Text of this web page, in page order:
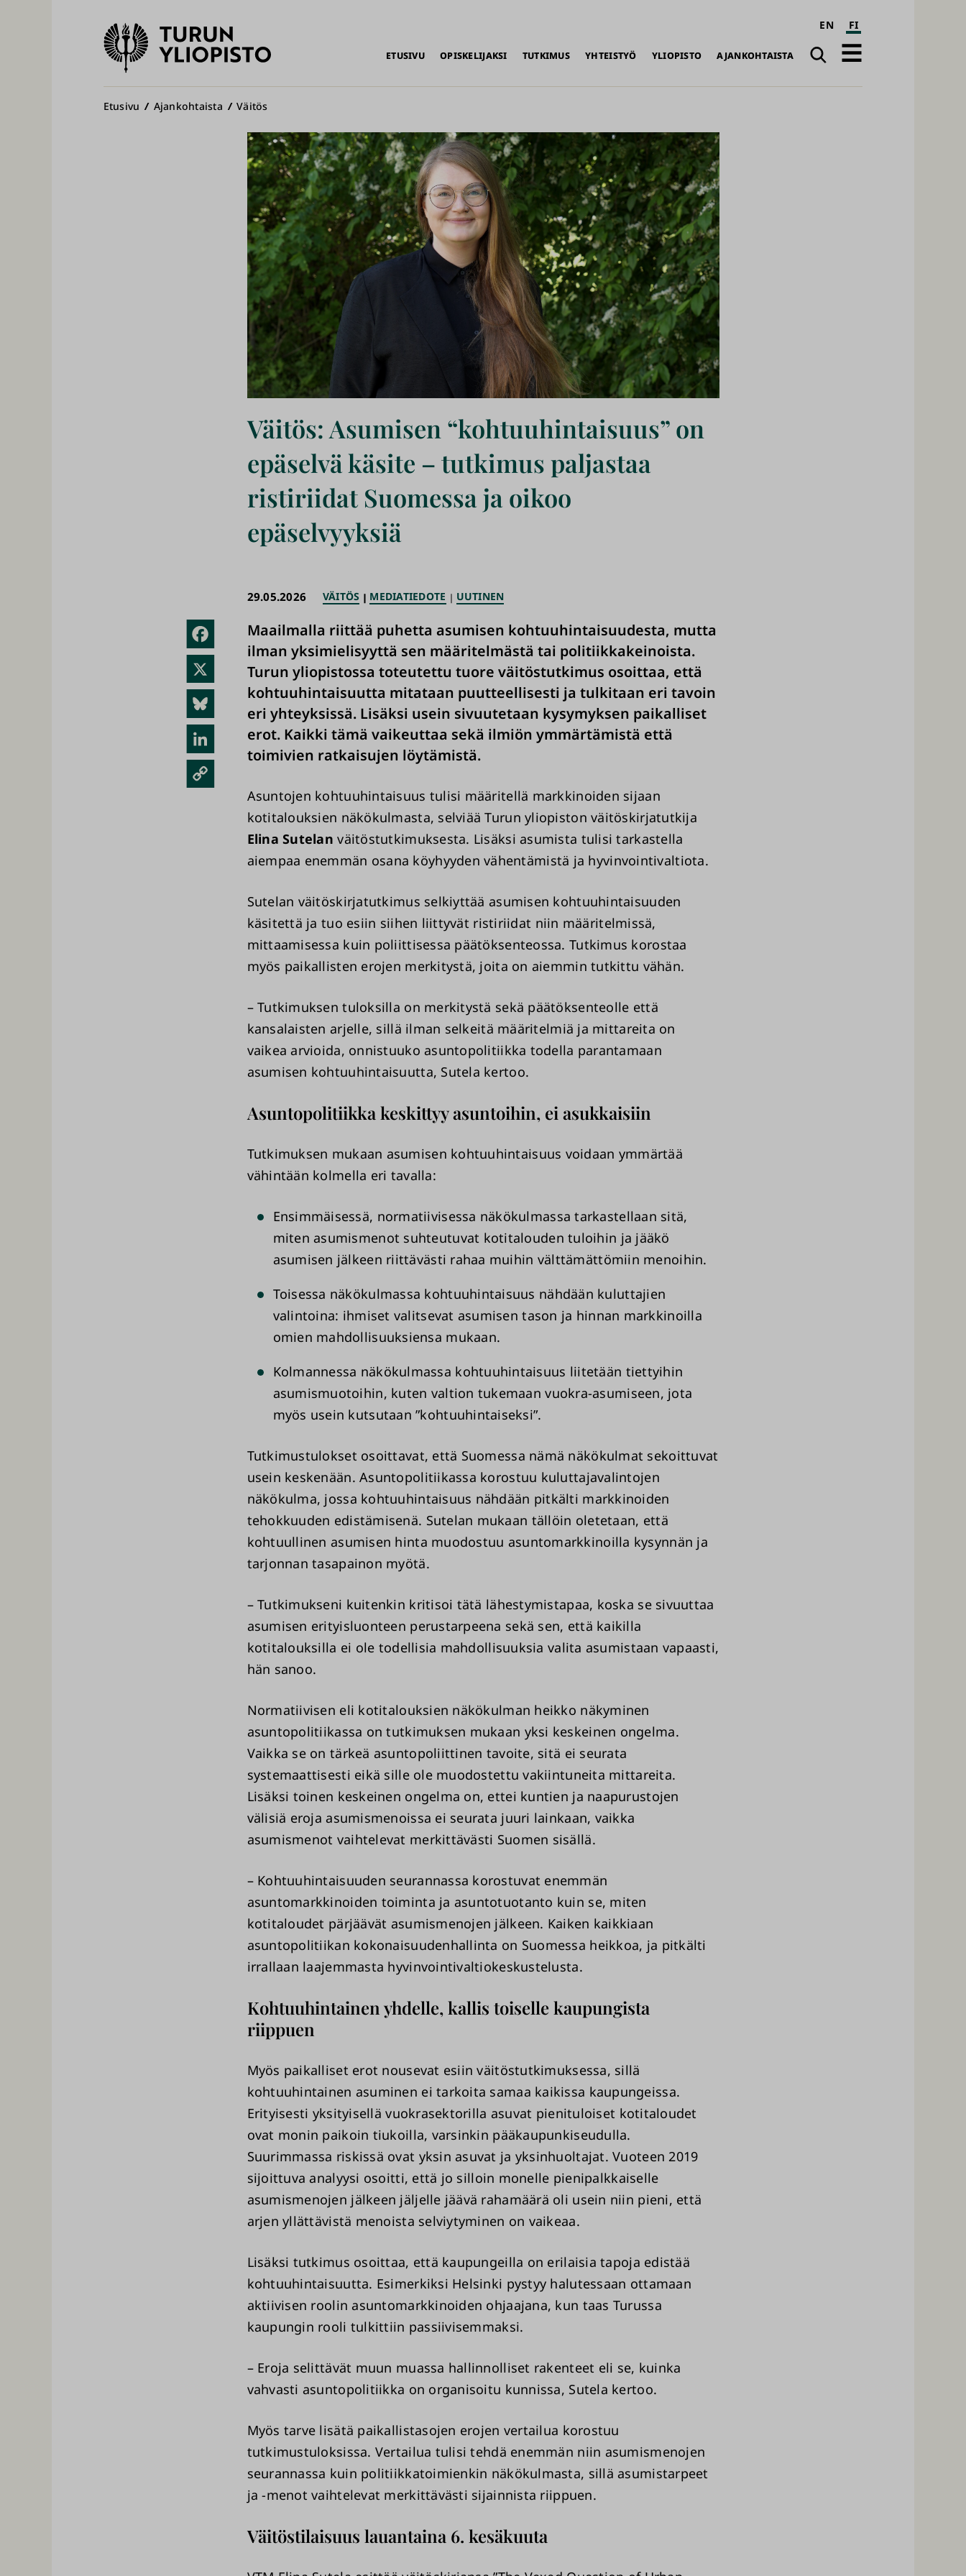
Turun
yliopisto
EN FI
ETUSIVU OPISKELIJAKSI TUTKIMUS YHTEISTYÖ YLIOPISTO AJANKOHTAISTA
Haku
Avaa
Murupolku
Etusivu Ajankohtaista Väitös
Väitös: Asumisen “kohtuuhintaisuus” on
epäselvä käsite – tutkimus paljastaa
ristiriidat Suomessa ja oikoo
epäselvyyksiä
29.05.2026 VÄITÖS MEDIATIEDOTE UUTINEN
ebo
sky
edIn
Maailmalla riittää puhetta asumisen kohtuuhintaisuudesta, mutta
ilman yksimielisyyttä sen määritelmästä tai politiikkakeinoista.
Turun yliopistossa toteutettu tuore väitöstutkimus osoittaa, että
kohtuuhintaisuutta mitataan puutteellisesti ja tulkitaan eri tavoin
eri yhteyksissä. Lisäksi usein sivuutetaan kysymyksen paikalliset
erot. Kaikki tämä vaikeuttaa sekä ilmiön ymmärtämistä että
toimivien ratkaisujen löytämistä.
Asuntojen kohtuuhintaisuus tulisi määritellä markkinoiden sijaan
kotitalouksien näkökulmasta, selviää Turun yliopiston väitöskirjatutkija
Elina Sutelan väitöstutkimuksesta. Lisäksi asumista tulisi tarkastella
aiempaa enemmän osana köyhyyden vähentämistä ja hyvinvointivaltiota.
Sutelan väitöskirjatutkimus selkiyttää asumisen kohtuuhintaisuuden
käsitettä ja tuo esiin siihen liittyvät ristiriidat niin määritelmissä,
mittaamisessa kuin poliittisessa päätöksenteossa. Tutkimus korostaa
myös paikallisten erojen merkitystä, joita on aiemmin tutkittu vähän.
– Tutkimuksen tuloksilla on merkitystä sekä päätöksenteolle että
kansalaisten arjelle, sillä ilman selkeitä määritelmiä ja mittareita on
vaikea arvioida, onnistuuko asuntopolitiikka todella parantamaan
asumisen kohtuuhintaisuutta, Sutela kertoo.
Asuntopolitiikka keskittyy asuntoihin, ei asukkaisiin
Tutkimuksen mukaan asumisen kohtuuhintaisuus voidaan ymmärtää
vähintään kolmella eri tavalla:
Ensimmäisessä, normatiivisessa näkökulmassa tarkastellaan sitä,
miten asumismenot suhteutuvat kotitalouden tuloihin ja jääkö
asumisen jälkeen riittävästi rahaa muihin välttämättömiin menoihin.
Toisessa näkökulmassa kohtuuhintaisuus nähdään kuluttajien
valintoina: ihmiset valitsevat asumisen tason ja hinnan markkinoilla
omien mahdollisuuksiensa mukaan.
Kolmannessa näkökulmassa kohtuuhintaisuus liitetään tiettyihin
asumismuotoihin, kuten valtion tukemaan vuokra-asumiseen, jota
myös usein kutsutaan ”kohtuuhintaiseksi”.
Tutkimustulokset osoittavat, että Suomessa nämä näkökulmat sekoittuvat
usein keskenään. Asuntopolitiikassa korostuu kuluttajavalintojen
näkökulma, jossa kohtuuhintaisuus nähdään pitkälti markkinoiden
tehokkuuden edistämisenä. Sutelan mukaan tällöin oletetaan, että
kohtuullinen asumisen hinta muodostuu asuntomarkkinoilla kysynnän ja
tarjonnan tasapainon myötä.
– Tutkimukseni kuitenkin kritisoi tätä lähestymistapaa, koska se sivuuttaa
asumisen erityisluonteen perustarpeena sekä sen, että kaikilla
kotitalouksilla ei ole todellisia mahdollisuuksia valita asumistaan vapaasti,
hän sanoo.
Normatiivisen eli kotitalouksien näkökulman heikko näkyminen
asuntopolitiikassa on tutkimuksen mukaan yksi keskeinen ongelma.
Vaikka se on tärkeä asuntopoliittinen tavoite, sitä ei seurata
systemaattisesti eikä sille ole muodostettu vakiintuneita mittareita.
Lisäksi toinen keskeinen ongelma on, ettei kuntien ja naapurustojen
välisiä eroja asumismenoissa ei seurata juuri lainkaan, vaikka
asumismenot vaihtelevat merkittävästi Suomen sisällä.
– Kohtuuhintaisuuden seurannassa korostuvat enemmän
asuntomarkkinoiden toiminta ja asuntotuotanto kuin se, miten
kotitaloudet pärjäävät asumismenojen jälkeen. Kaiken kaikkiaan
asuntopolitiikan kokonaisuudenhallinta on Suomessa heikkoa, ja pitkälti
irrallaan laajemmasta hyvinvointivaltiokeskustelusta.
Kohtuuhintainen yhdelle, kallis toiselle kaupungista
riippuen
Myös paikalliset erot nousevat esiin väitöstutkimuksessa, sillä
kohtuuhintainen asuminen ei tarkoita samaa kaikissa kaupungeissa.
Erityisesti yksityisellä vuokrasektorilla asuvat pienituloiset kotitaloudet
ovat monin paikoin tiukoilla, varsinkin pääkaupunkiseudulla.
Suurimmassa riskissä ovat yksin asuvat ja yksinhuoltajat. Vuoteen 2019
sijoittuva analyysi osoitti, että jo silloin monelle pienipalkkaiselle
asumismenojen jälkeen jäljelle jäävä rahamäärä oli usein niin pieni, että
arjen yllättävistä menoista selviytyminen on vaikeaa.
Lisäksi tutkimus osoittaa, että kaupungeilla on erilaisia tapoja edistää
kohtuuhintaisuutta. Esimerkiksi Helsinki pystyy halutessaan ottamaan
aktiivisen roolin asuntomarkkinoiden ohjaajana, kun taas Turussa
kaupungin rooli tulkittiin passiivisemmaksi.
– Eroja selittävät muun muassa hallinnolliset rakenteet eli se, kuinka
vahvasti asuntopolitiikka on organisoitu kunnissa, Sutela kertoo.
Myös tarve lisätä paikallistasojen erojen vertailua korostuu
tutkimustuloksissa. Vertailua tulisi tehdä enemmän niin asumismenojen
seurannassa kuin politiikkatoimienkin näkökulmasta, sillä asumistarpeet
ja -menot vaihtelevat merkittävästi sijainnista riippuen.
Väitöstilaisuus lauantaina 6. kesäkuuta